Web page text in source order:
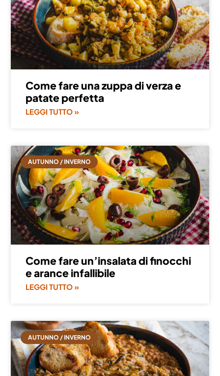
Come fare una zuppa di verza e
patate perfetta
LEGGI TUTTO »
AUTUNNO / INVERNO
Come fare un’insalata di finocchi
e arance infallibile
LEGGI TUTTO »
AUTUNNO / INVERNO